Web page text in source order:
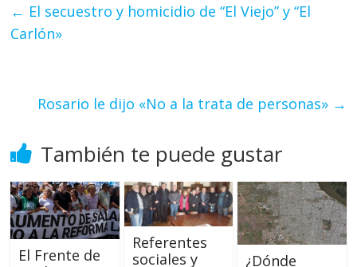
← El secuestro y homicidio de “El Viejo” y “El
Carlón»
Rosario le dijo «No a la trata de personas» →
También te puede gustar
El Frente de
Referentes
sociales y
¿Dónde